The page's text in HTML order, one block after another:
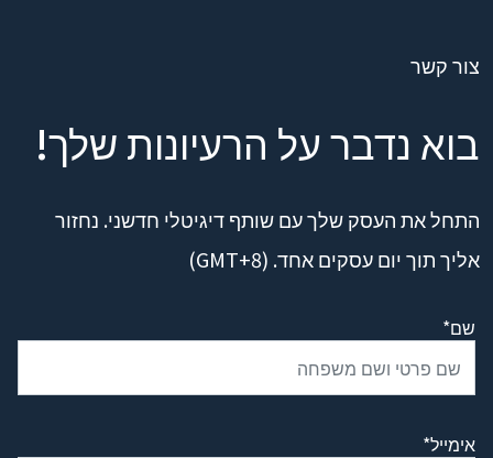
צור קשר
בוא נדבר על הרעיונות שלך!
התחל את העסק שלך עם שותף דיגיטלי חדשני. נחזור
אליך תוך יום עסקים אחד. (GMT+8)
שם*
אימייל*